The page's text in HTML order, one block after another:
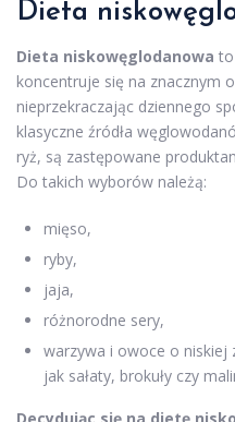
Dieta
Dieta niskowęglodanowa
koncentruje się na znacznym
nieprzekraczając dziennego
klasyczne źródła
ryż, są zastępowane
Do takich wyborów należą:
mięso,
ryby,
jaja,
różnorodne sery,
warzywa i owoce o
jak sałaty, brokuły czy
Decydując się na dietę